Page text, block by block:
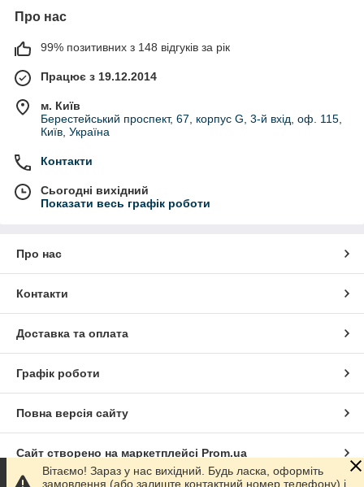
Про нас
99% позитивних з 148 відгуків за рік
Працює з 19.12.2014
м. Київ
Берестейський проспект, 67, корпус G, 3-й вхід, оф. 115,
Київ, Україна
Контакти
Сьогодні вихідний
Показати весь графік роботи
Про нас
Контакти
Доставка та оплата
Графік роботи
Повна версія сайту
Сайт створено на маркетплейсі Prom.ua
Вітаємо! Зараз у нас вихідний. Будь ласка, оформіть
замовлення (або залиште контактний номер телефону) і